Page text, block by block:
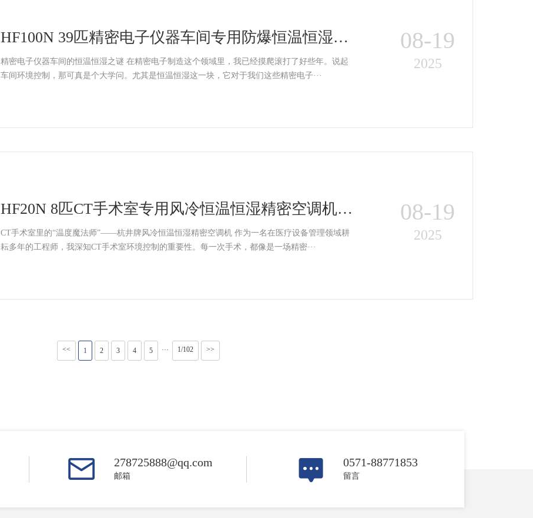
HF100N 39匹精密电子仪器车间专用防爆恒温恒湿空
调机升温除湿
精密电子仪器车间的恒温恒湿之谜 在精密电子制造这个领域里，我已经摸爬滚打了好些年。说起
车间环境控制，那可真是个大学问。尤其是恒温恒湿这一块，它对于我们这些精密电子···
08-19
2025
HF20N 8匹CT手术室专用风冷恒温恒湿精密空调机快
速降温
CT手术室里的“温度魔法师”——杭井牌风冷恒温恒湿精密空调机 作为一名在医疗设备管理领域耕
耘多年的工程师，我深知CT手术室环境控制的重要性。每一次手术，都像是一场精密···
08-19
2025
<< 1 2 3 4 5 ··· 1/102 >>
278725888@qq.com
邮箱
0571-88771853
留言